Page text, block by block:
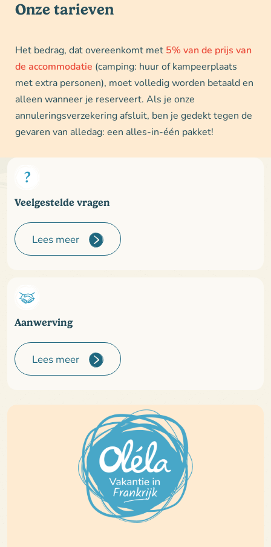
Onze tarieven
Het bedrag, dat overeenkomt met 5% van de prijs van
de accommodatie (camping: huur of kampeerplaats
met extra personen), moet volledig worden betaald en
alleen wanneer je reserveert. Als je onze
annuleringsverzekering afsluit, ben je gedekt tegen de
gevaren van alledag: een alles-in-één pakket!
Veelgestelde vragen
Lees meer
Aanwerving
Lees meer